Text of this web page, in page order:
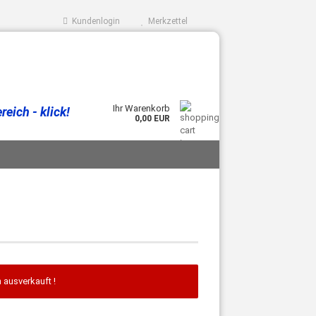
Kundenlogin Merkzettel
- klick! Ihr Warenkorb
0,00 EUR
ausverkauft !